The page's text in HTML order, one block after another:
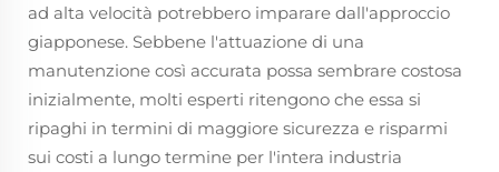
ad alta velocità potrebbero imparare dall'approccio
giapponese. Sebbene l'attuazione di una
manutenzione così accurata possa sembrare costosa
inizialmente, molti esperti ritengono che essa si
ripaghi in termini di maggiore sicurezza e risparmi
sui costi a lungo termine per l'intera industria